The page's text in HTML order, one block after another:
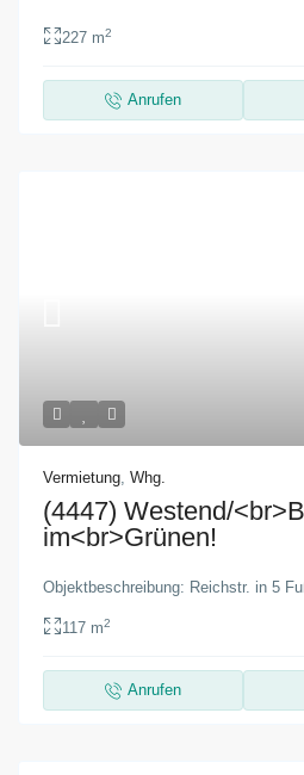
227 m2
Anrufen
Vermietung,Whg.
(4447) Westend/
im<br>Grünen!
Objektbeschreibung: Reichstr. in 5
117 m2
Anrufen